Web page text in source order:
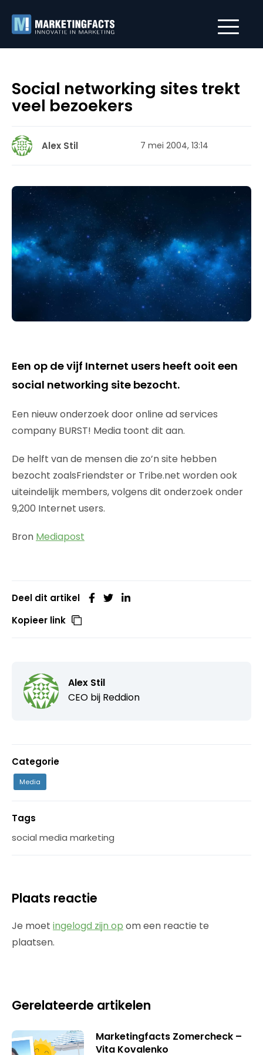
Social networking sites trekt
veel bezoekers
Alex Stil 7 mei 2004, 13:14
Een op de vijf Internet users heeft ooit een
social networking site bezocht.
Een nieuw onderzoek door online ad services
company BURST! Media toont dit aan.
De helft van de mensen die zo’n site hebben
bezocht zoalsFriendster or Tribe.net worden ook
uiteindelijk members, volgens dit onderzoek onder
9,200 Internet users.
Bron Mediapost
Deel dit artikel
Kopieer link
Alex Stil
CEO bij Reddion
Categorie
Media
Tags
social media marketing
Plaats reactie
Je moet ingelogd zijn op om een reactie te
plaatsen.
Gerelateerde artikelen
Marketingfacts Zomercheck –
Vita Kovalenko